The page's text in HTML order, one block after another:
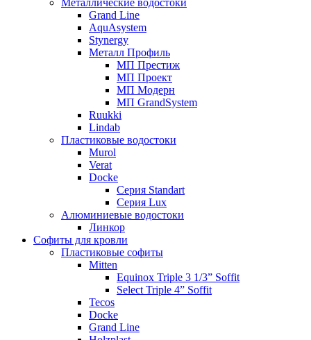
Металлические водостоки
Grand Line
AquAsystem
Stynergy
Металл Профиль
МП Престиж
МП Проект
МП Модерн
МП GrandSystem
Ruukki
Lindab
Пластиковые водостоки
Murol
Verat
Docke
Серия Standart
Серия Lux
Алюминиевые водостоки
Линкор
Софиты для кровли
Пластиковые софиты
Mitten
Equinox Triple 3 1/3” Soffit
Select Triple 4” Soffit
Tecos
Docke
Grand Line